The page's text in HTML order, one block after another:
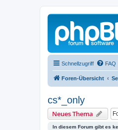
Schnellzugriff FAQ
Foren-Übersicht
cs*_only
Neues Thema
In diesem Forum gibt es